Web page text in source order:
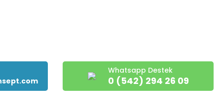
Whatsapp Destek
0 (542) 294 26 09